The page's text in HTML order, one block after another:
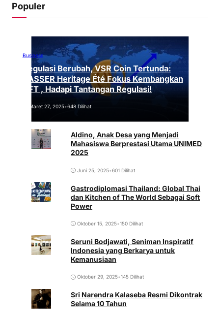
Populer
Business
Regulasi Berubah, VSR Coin Tertunda:
VASSER Heritage Été Fokus Kembangkan
NFT , Hadapi Tantangan Regulasi!
Maret 27, 2025•648 Dilihat
Aldino, Anak Desa yang Menjadi
Mahasiswa Berprestasi Utama UNIMED
2025
Juni 25, 2025•601 Dilihat
Gastrodiplomasi Thailand: Global Thai
dan Kitchen of The World Sebagai Soft
Power
Oktober 15, 2025•150 Dilihat
Seruni Bodjawati, Seniman Inspiratif
Indonesia yang Berkarya untuk
Kemanusiaan
Oktober 29, 2025•145 Dilihat
Sri Narendra Kalaseba Resmi Dikontrak
Selama 10 Tahun